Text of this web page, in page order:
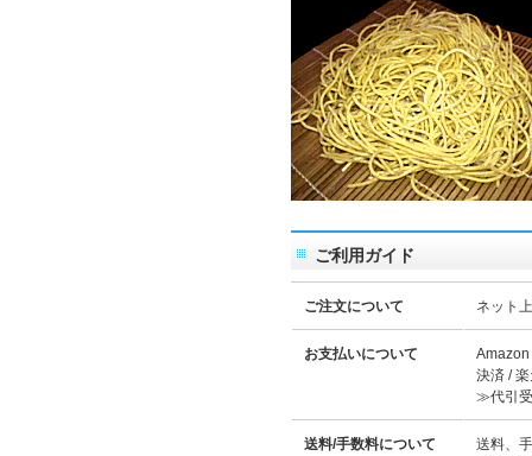
ご利用ガイド
ご注文について ネット
お支払いについて
Amazon
決済 /
≫代引受
送料/手数料について
送料、